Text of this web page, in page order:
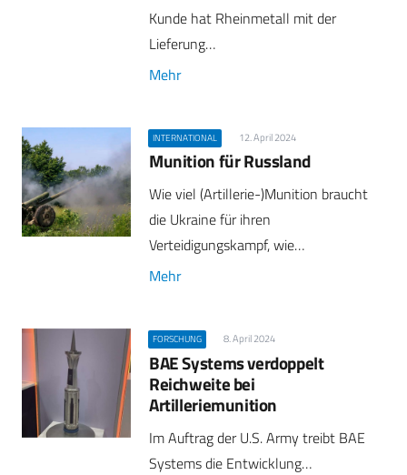
Kunde hat Rheinmetall mit der
Lieferung…
Mehr
INTERNATIONAL 12. April 2024
Munition für Russland
Wie viel (Artillerie-)Munition braucht
die Ukraine für ihren
Verteidigungskampf, wie…
Mehr
FORSCHUNG 8. April 2024
BAE Systems verdoppelt
Reichweite bei
Artilleriemunition
Im Auftrag der U.S. Army treibt BAE
Systems die Entwicklung…